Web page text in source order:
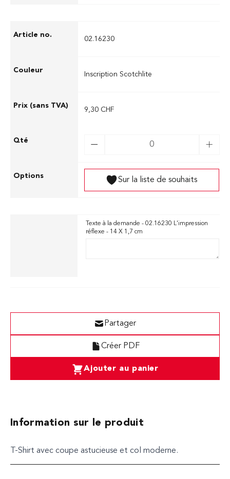
02.16230
Inscription Scotchlite
9,30 CHF
Sur la liste de souhaits
Texte à la demande - 02.16230 L'impression
réflexe - 14 X 1,7 cm
Ajouter au panier
Créer PDF
Partager
Information sur le produit
T-Shirt avec coupe astucieuse et col moderne.